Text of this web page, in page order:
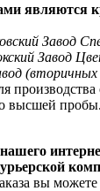
являются
Завод
Завод
(вторичных
высшей пробы.
вы